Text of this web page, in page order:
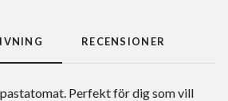
RECENSIONER
Perfekt för dig som vill